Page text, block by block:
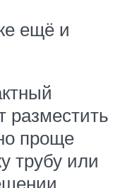
ещё и
разместить
проще
трубу или